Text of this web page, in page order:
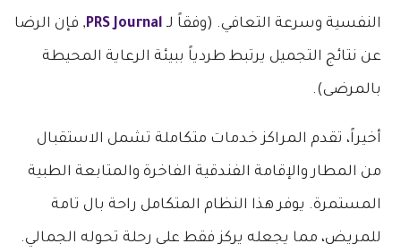
النفسية وسرعة التعافي. (وفقاً لـ PRS Journal, فإن الرضا
عن نتائج التجميل يرتبط طردياً ببيئة الرعاية المحيطة
بالمرضى).
أخيراً، تقدم المراكز خدمات متكاملة تشمل الاستقبال
من المطار والإقامة الفندقية الفاخرة والمتابعة الطبية
المستمرة. يوفر هذا النظام المتكامل راحة بال تامة
للمريض، مما يجعله يركز فقط على رحلة تحوله الجمالي.